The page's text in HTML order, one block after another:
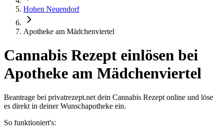
Hohen Neuendorf
Apotheke am Mädchenviertel
Cannabis Rezept einlösen bei
Apotheke am Mädchenviertel
Beantrage bei privatrezept.net dein Cannabis Rezept online und löse
es direkt in deiner Wunschapotheke ein.
So funktioniert's: